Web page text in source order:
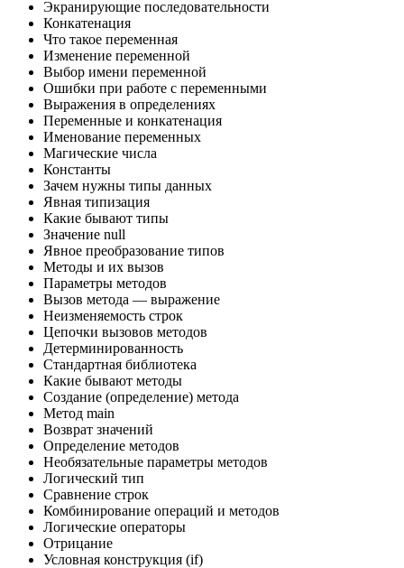
Экранирующие последовательности
Конкатенация
Что такое переменная
Изменение переменной
Выбор имени переменной
Ошибки при работе с переменными
Выражения в определениях
Переменные и конкатенация
Именование переменных
Магические числа
Константы
Зачем нужны типы данных
Явная типизация
Какие бывают типы
Значение null
Явное преобразование типов
Методы и их вызов
Параметры методов
Вызов метода — выражение
Неизменяемость строк
Цепочки вызовов методов
Детерминированность
Стандартная библиотека
Какие бывают методы
Создание (определение) метода
Метод main
Возврат значений
Определение методов
Необязательные параметры методов
Логический тип
Сравнение строк
Комбинирование операций и методов
Логические операторы
Отрицание
Условная конструкция (if)